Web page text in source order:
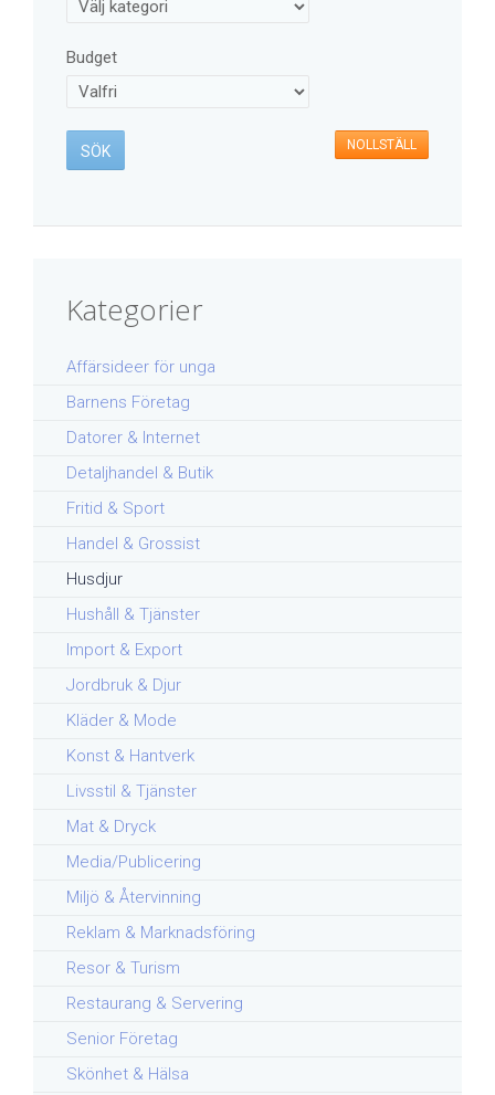
Budget
NOLLSTÄLL
Kategorier
Affärsideer för unga
Barnens Företag
Datorer & Internet
Detaljhandel & Butik
Fritid & Sport
Handel & Grossist
Husdjur
Hushåll & Tjänster
Import & Export
Jordbruk & Djur
Kläder & Mode
Konst & Hantverk
Livsstil & Tjänster
Mat & Dryck
Media/Publicering
Miljö & Återvinning
Reklam & Marknadsföring
Resor & Turism
Restaurang & Servering
Senior Företag
Skönhet & Hälsa